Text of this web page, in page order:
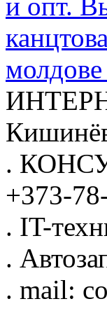
.
+373-
. IT-
.
. mail: